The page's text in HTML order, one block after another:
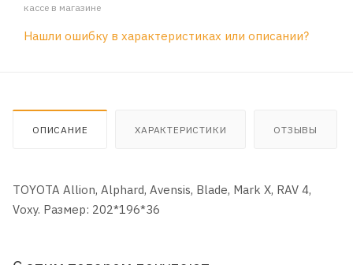
кассе в магазине
Нашли ошибку в характеристиках или описании?
ОПИСАНИЕ ХАРАКТЕРИСТИКИ ОТЗЫВЫ
TOYOTA Allion, Alphard, Avensis, Blade, Mark X, RAV 4,
Voxy. Размер: 202*196*36